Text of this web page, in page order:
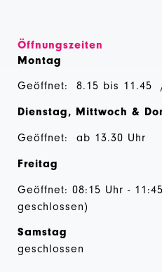
Öffnungszeiten
Montag
Geöffnet: 8.15 bis 11.45
Dienstag, Mittwoch &
Geöffnet: ab 13.30 Uhr
Freitag
Geöffnet: 08:15 Uhr -
geschlossen)
Samstag
geschlossen